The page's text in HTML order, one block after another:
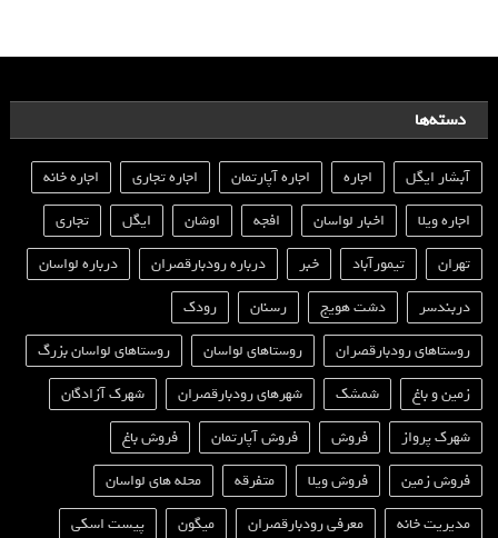
دسته‌ها
آبشار ایگل اجاره اجاره آپارتمان اجاره تجاری
اجاره خانه
اجاره ویلا
اخبار لواسان افجه اوشان ایگل
تجاری
تهران
تیمورآباد خبر درباره رودبارقصران
درباره لواسان
دربندسر
دشت هویج رسنان
رودک
روستاهای رودبارقصران
روستاهای لواسان
روستاهای لواسان بزرگ
زمین و باغ
شمشک شهرهای رودبارقصران
شهرک آزادگان
شهرک پرواز
فروش فروش آپارتمان
فروش باغ
فروش زمین
فروش ویلا متفرقه
محله های لواسان
مدیریت خانه
معرفی رودبارقصران میگون
پیست اسکی